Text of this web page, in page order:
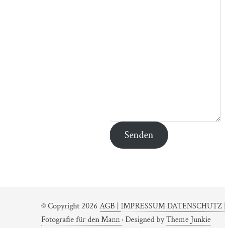
Senden
© Copyright 2026 AGB | IMPRESSUM DATENSCHUTZ |
Fotografie für den Mann · Designed byTheme Junkie